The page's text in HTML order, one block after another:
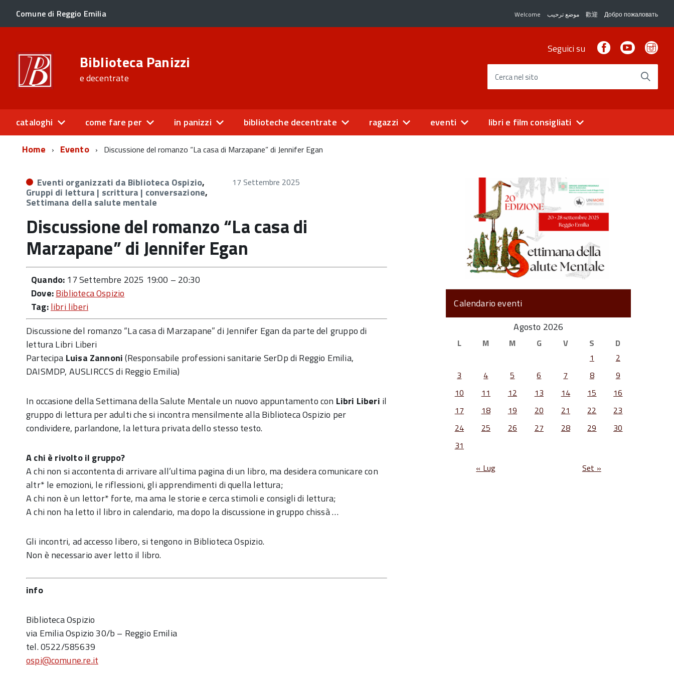
Comune di Reggio Emilia Welcome موضع ترحيب 歡迎 Добро пожаловать
Biblioteca Panizzi
e decentrate
Seguici su FacebookYoutube
Cerca nel sito
cataloghi come fare per in panizzi biblioteche decentrate ragazzi eventi
libri e film consigliati
Home
Evento Discussione del romanzo “La casa di Marzapane” di Jennifer Egan
Eventi organizzati da Biblioteca Ospizio,
Gruppi di lettura | scrittura | conversazione,
Settimana della salute mentale
17 Settembre 2025
Discussione del romanzo “La casa di
Marzapane” di Jennifer Egan
Quando: 17 Settembre 2025 19:00 – 20:30
Dove:Biblioteca Ospizio
Tag:libri liberi
Discussione del romanzo “La casa di Marzapane” di Jennifer Egan da parte del gruppo di
lettura Libri Liberi
Partecipa Luisa Zannoni(Responsabile professioni sanitarie SerDp di Reggio Emilia,
DAISMDP, AUSLIRCCS di Reggio Emilia)
In occasione della Settimana della Salute Mentale un nuovo appuntamento con Libri Liberi il
gruppo di lettura per adulti che si incontra mensilmente alla Biblioteca Ospizio per
condividere, parlandone, la lettura privata dello stesso testo.
A chi è rivolto il gruppo?
A chi non si accontenta di arrivare all’ultima pagina di un libro, ma desidera comunicare con
altr* le emozioni, le riflessioni, gli apprendimenti di quella lettura;
A chi non è un lettor* forte, ma ama le storie e cerca stimoli e consigli di lettura;
A chi non ha letto il libro in calendario, ma dopo la discussione in gruppo chissà …
Gli incontri, ad accesso libero, si tengono in Biblioteca Ospizio.
Non è necessario aver letto il libro.
info
Biblioteca Ospizio
via Emilia Ospizio 30/b – Reggio Emilia
tel. 0522/585639
ospi@comune.re.it
Calendario eventi
Agosto 2026
L M M G V S
D
1
2
3
4 5 6 7 8
9
10
11 12 13 14 15
16
17
18 19 20 21 22
23
24
25 26 27 28 29
30
31
« Lug
Set »